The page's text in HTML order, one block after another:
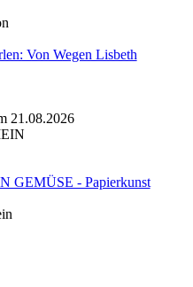
Von Wegen Lisbeth
21.08.2026
GEMÜSE - Papierkunst